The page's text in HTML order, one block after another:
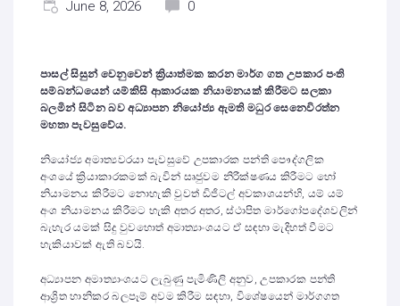
June 8, 2026 0
පාසල් සිසුන් වෙනුවෙන් ක්‍රියාත්මක කරන මාර්ග ගත උපකාර පංති
සම්බන්ධයෙන් යම්කිසි ආකාරයක නියාමනයක් කිරීමට සලකා
බලමින් සිටින බව අධ්‍යාපන නියෝජ්‍ය ඇමති මධුර සෙනෙවිරත්න
මහතා පැවසුවේය.
නියෝජ්‍ය අමාත්‍යවරයා පැවසුවේ උපකාරක පන්ති පෞද්ගලික
අංශයේ ක්‍රියාකාරකමක් බැවින් සෘජුවම නිරීක්ෂණය කිරීමට හෝ
නියාමනය කිරීමට නොහැකි වුවත් ඩිජිටල් අවකාශයන්හි, යම් යම්
අංශ නියාමනය කිරීමට හැකි අතර අතර, ස්ථාපිත මාර්ගෝපදේශවලින්
බැහැර යමක් සිදු වුවහොත් අමාත්‍යාංශයට ඒ සඳහා මැදිහත් වීමට
හැකියාවක් ඇති බවයි.
අධ්‍යාපන අමාත්‍යාංශයට ලැබුණු පැමිණිලි අනුව, උපකාරක පන්ති
ආශ්‍රිත හානිකර බලපෑම් අවම කිරීම සඳහා, විශේෂයෙන් මාර්ගගත